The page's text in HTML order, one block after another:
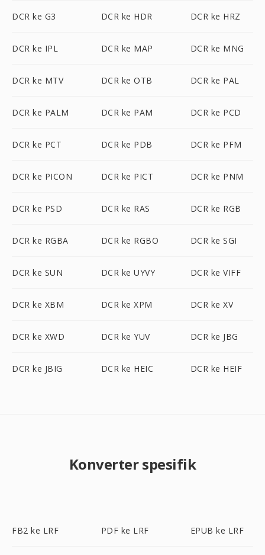
DCR ke G3 DCR ke HDR DCR ke HRZ
DCR ke IPL DCR ke MAP DCR ke MNG
DCR ke MTV DCR ke OTB DCR ke PAL
DCR ke PALM DCR ke PAM DCR ke PCD
DCR ke PCT DCR ke PDB DCR ke PFM
DCR ke PICON DCR ke PICT DCR ke PNM
DCR ke PSD DCR ke RAS DCR ke RGB
DCR ke RGBA DCR ke RGBO DCR ke SGI
DCR ke SUN DCR ke UYVY DCR ke VIFF
DCR ke XBM DCR ke XPM DCR ke XV
DCR ke XWD DCR ke YUV DCR ke JBG
DCR ke JBIG DCR ke HEIC DCR ke HEIF
Konverter spesifik
FB2 ke LRF PDF ke LRF EPUB ke LRF